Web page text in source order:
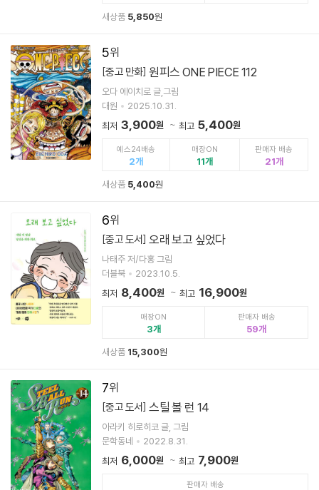
새상품 5,850원
5
[중고 만화] 원피스 ONE PIECE 112
오다 에이치로 글,그림
대원
2025.10.31.
최저 3,900원 최고 5,400원
예스24배송
2
매장ON
11
판매자 배송
21
새상품 5,400원
6
[중고 도서] 오래 보고 싶었다
나태주 저/다홍 그림
더블북
2023.10.5.
최저 8,400원 최고 16,900원
매장ON
3
판매자 배송
59
새상품 15,300원
7
[중고 도서] 스틸 볼 런 14
아라키 히로히코 글, 그림
문학동네
2022.8.31.
최저 6,000원 최고 7,900원
판매자 배송